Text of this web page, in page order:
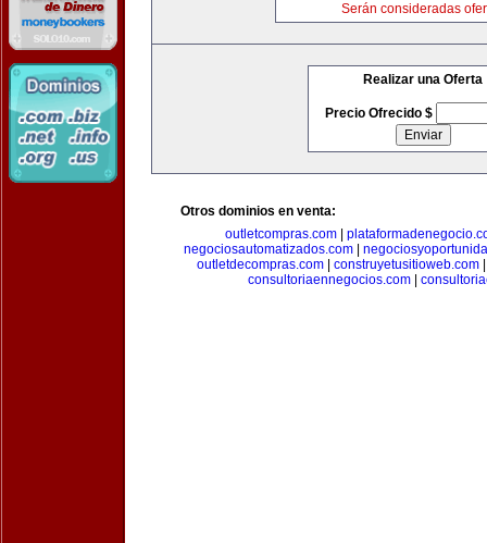
Serán consideradas
Realizar una Oferta
Precio Ofrecido $
Otros dominios en venta:
outletcompras.com
negociosautomatizados.com|
outletdecompras.com
construyetusitioweb.com
consultoriaennegocios.com